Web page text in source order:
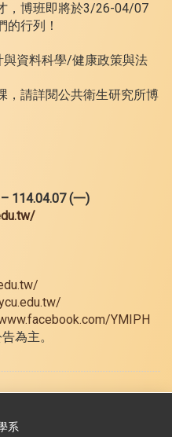
，博班即將於3/26-04/07
的行列！
資料科學/健康政策與法
，請詳閱公共衛生研究所博
114.04.07 (一)
YMIPH
為主。
系